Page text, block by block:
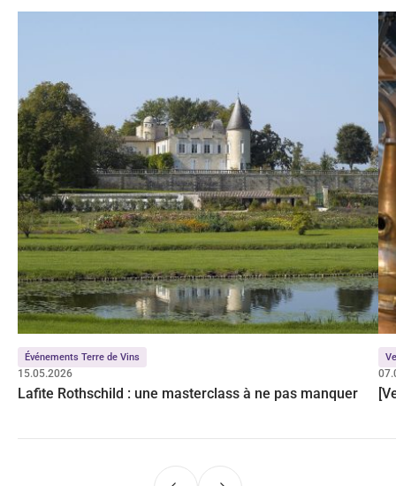
Événements Terre de Vins
15.05.2026
Lafite Rothschild : une masterclass à ne pas manquer